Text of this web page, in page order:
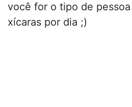
você for o tipo de
xícaras por dia ;)